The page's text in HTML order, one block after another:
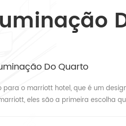
Do Quarto
o marriott hotel, que é um
eles são a primeira escolha